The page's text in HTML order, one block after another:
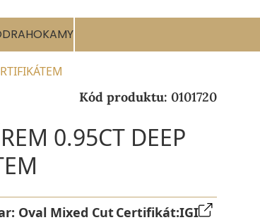
Kód produktu: 0101720
0.95CT DEEP
Oval Mixed CutCertifikát:IGI